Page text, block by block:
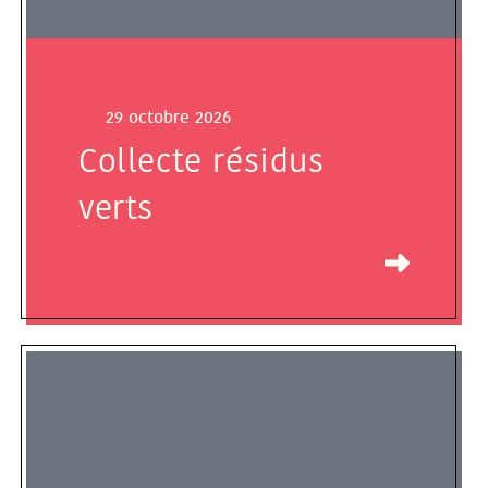
29 octobre 2026
Collecte résidus
verts